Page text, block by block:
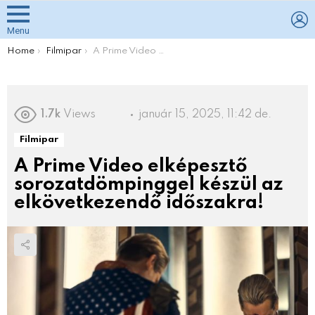
Menu
You are here:
Home Filmipar A Prime Video elképesztő sorozatdömpinggel készül az elkövetkezendő időszakra!
1.7k Views január 15, 2025, 11:42 de.
Filmipar
A Prime Video elképesztő
sorozatdömpinggel készül az
elkövetkezendő időszakra!